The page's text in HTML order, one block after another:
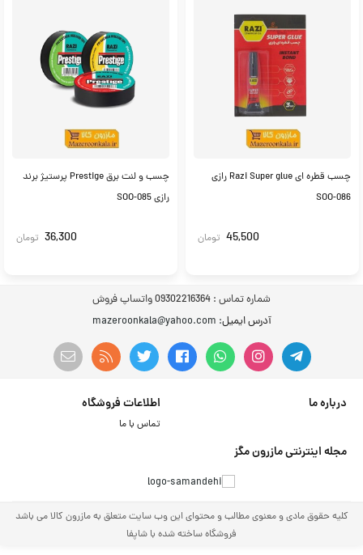
چسب قطره ای Razi Super glue رازی
SOO-086
45,500 تومان
چسب و لنت برق Prestige پرستیژ برند
رازی SOO-085
36,300 تومان
شماره تماس : 09302216364 واتساپ فروش
آدرس ایمیل: mazeroonkala@yahoo.com
درباره ما اطلاعات فروشگاه
تماس با ما
مجله اینترنتی مازرون مگز
کلیه حقوق مادی و معنوی مطالب و محتوای این وب سایت متعلق به مازرون کالا می باشد
فروشگاه ساخته شده با شاپفا